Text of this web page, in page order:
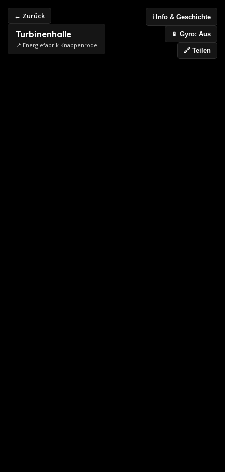
← Zurück
Turbinenhalle
📍 Energiefabrik Knappenrode
ℹ️ Info & Geschichte
📱 Gyro: Aus
🔗 Teilen